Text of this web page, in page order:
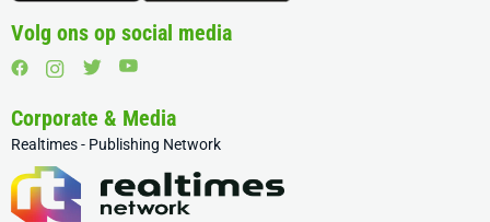
Volg ons op social media
Corporate & Media
Realtimes - Publishing Network